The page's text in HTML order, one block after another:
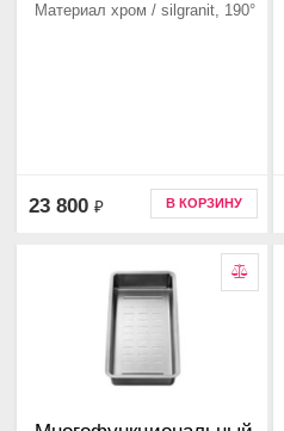
Материал хром / silgranit, 190°
23 800 ₽ В КОРЗИНУ